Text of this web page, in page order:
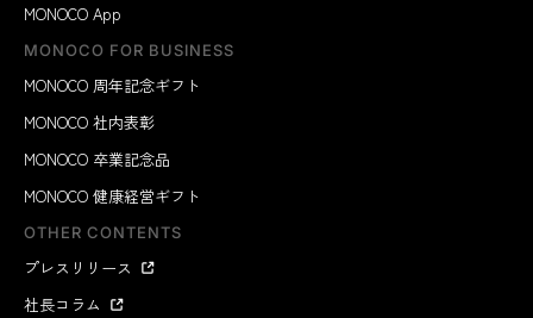
MONOCO App
MONOCO FOR BUSINESS
MONOCO 周年記念ギフト
MONOCO 社内表彰
MONOCO 卒業記念品
MONOCO 健康経営ギフト
OTHER CONTENTS
プレスリリース
社長コラム